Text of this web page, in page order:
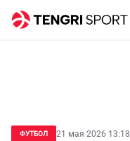
ФУТБОЛ 21 мая 2026 13:18